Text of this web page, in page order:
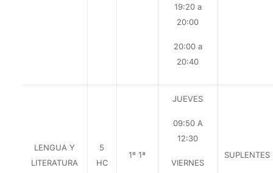
19:20 a
20:00
20:00 a
20:40
LENGUA Y
LITERATURA
5
HC
1º 1ª
JUEVES
09:50 A
12:30
VIERNES
SUPLENTES